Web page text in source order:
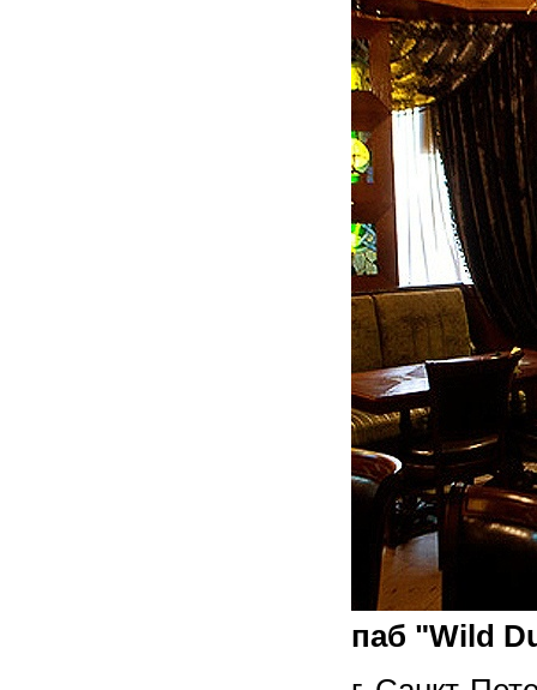
паб "Wild